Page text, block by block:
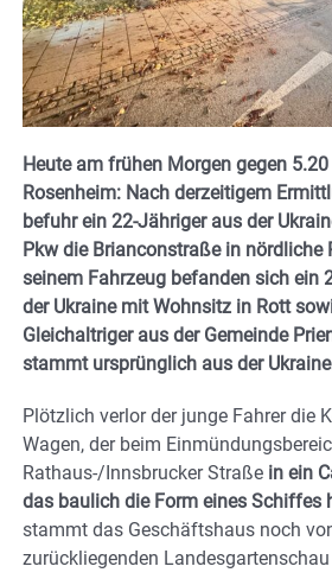
Heute am frühen Morgen gegen 5.20
Rosenheim: Nach derzeitigem
befuhr ein 22-Jähriger aus der
Pkw die Brianconstraße in nördliche
seinem Fahrzeug befanden sich ein
der Ukraine mit Wohnsitz in Rott
Gleichaltriger aus der Gemeinde
stammt ursprünglich aus der
Plötzlich verlor der junge Fahrer die
Wagen, der beim
Rathaus-/Innsbrucker Straße in ein
das baulich die Form eines Schiffes
stammt das Geschäftshaus noch
zurückliegenden